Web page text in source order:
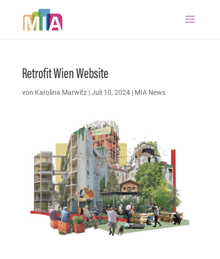
Retrofit Wien Website
von Karolina Marwitz|Juli 10, 2024| MIA News